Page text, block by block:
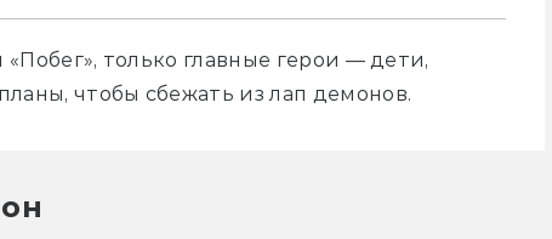
только главные герои — дети,
чтобы сбежать из лап демонов.